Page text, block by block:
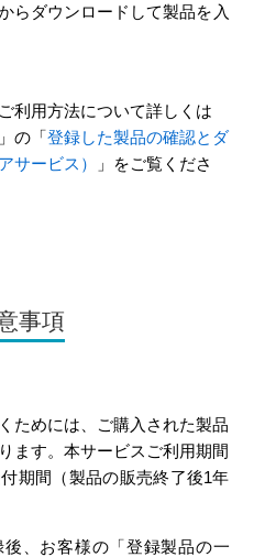
らダウンロードして製品を入
利用方法について詳しくは
の「登録した製品の確認とダ
サービス）
」をご覧くださ
事項
ためには、ご購入された製品
ます。本サービスご利用期間
期間（製品の販売終了後1年
、お客様の「登録製品の一